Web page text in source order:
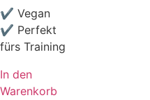
✔ Vegan
✔ Perfekt
fürs Training
In den
Warenkorb